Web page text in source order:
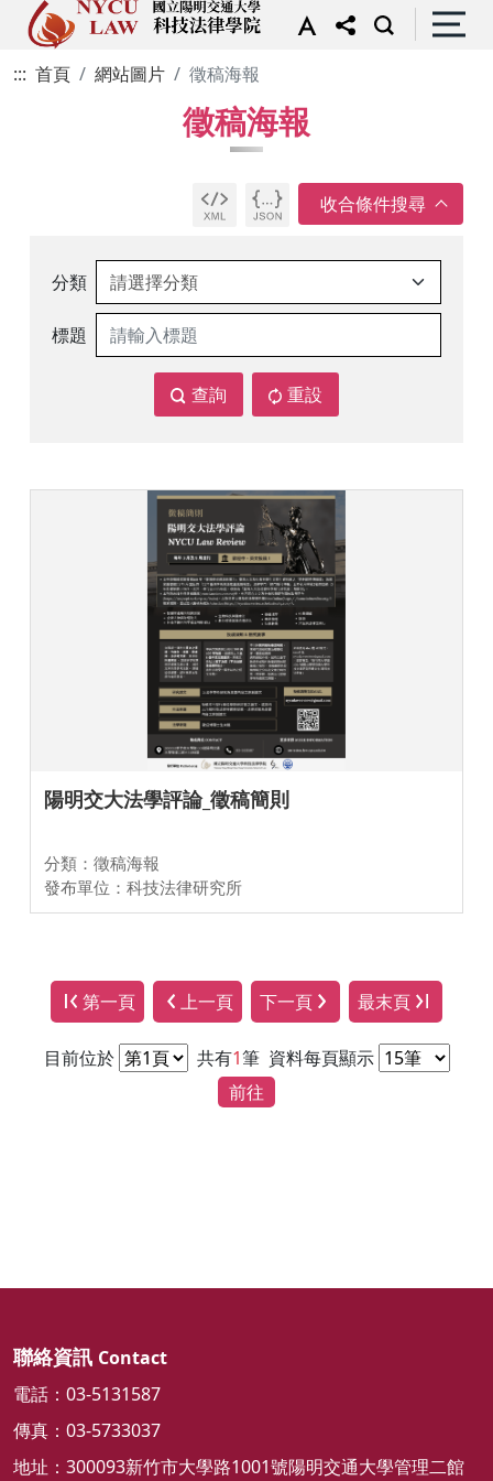
::: 首頁 網站圖片 徵稿海報
徵稿海報
分類
標題
查詢 重設
陽明交大法學評論_徵稿簡則
分類：徵稿海報
發布單位：科技法律研究所
第一頁 上一頁 下一頁 最末頁
目前位於 共有1筆 資料每頁顯示
前往
聯絡資訊 Contact
電話：03-5131587
傳真：03-5733037
地址：300093新竹市大學路1001號陽明交通大學管理二館